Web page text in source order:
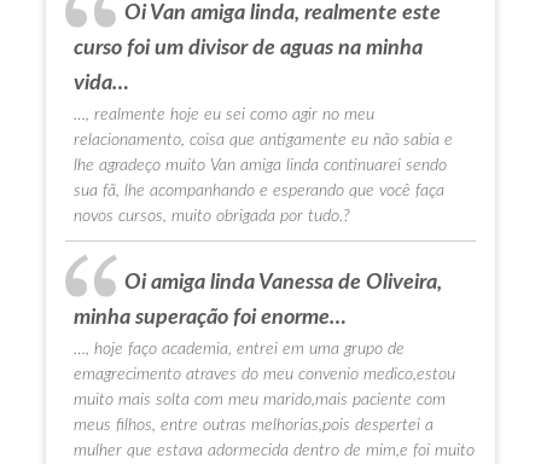
Oi Van amiga linda, realmente este
curso foi um divisor de aguas na minha
vida…
…, realmente hoje eu sei como agir no meu
relacionamento, coisa que antigamente eu não sabia e
lhe agradeço muito Van amiga linda continuarei sendo
sua fã, lhe acompanhando e esperando que você faça
novos cursos, muito obrigada por tudo.?
Oi amiga linda Vanessa de Oliveira,
minha superação foi enorme…
…, hoje faço academia, entrei em uma grupo de
emagrecimento atraves do meu convenio medico,estou
muito mais solta com meu marido,mais paciente com
meus filhos, entre outras melhorias,pois despertei a
mulher que estava adormecida dentro de mim,e foi muito